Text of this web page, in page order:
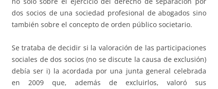
dos socios de una sociedad profesional de abogados sino
también sobre el concepto de orden público societario.
Se trataba de decidir si la valoración de las participaciones
sociales de dos socios (no se discute la causa de exclusión)
debía ser i) la acordada por una junta general celebrada
en 2009 que, además de excluirlos, valoró sus